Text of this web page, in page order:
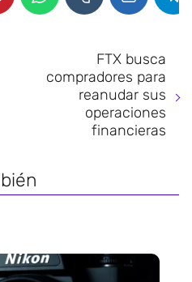
FTX busca
compradores para
reanudar sus
operaciones
financieras